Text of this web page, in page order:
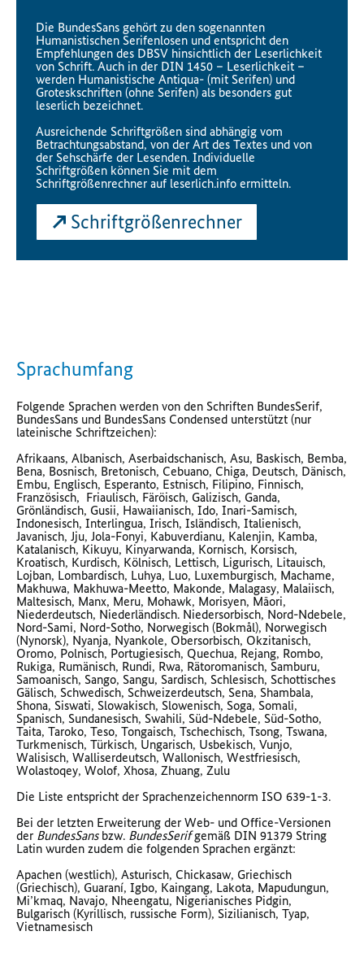
Die BundesSans gehört zu den sogenannten
Humanistischen Serifenlosen und entspricht den
Empfehlungen des DBSV hinsichtlich der Leserlichkeit
von Schrift. Auch in der DIN 1450 – Leserlichkeit –
werden Humanistische Antiqua- (mit Serifen) und
Groteskschriften (ohne Serifen) als besonders gut
leserlich bezeichnet.
Ausreichende Schriftgrößen sind abhängig vom
Betrachtungsabstand, von der Art des Textes und von
der Sehschärfe der Lesenden. Individuelle
Schriftgrößen können Sie mit dem
Schriftgrößenrechner auf leserlich.info ermitteln.
Schriftgrößenrechner
Sprachumfang
Folgende Sprachen werden von den Schriften BundesSerif,
BundesSans und BundesSans Condensed unterstützt (nur
lateinische Schriftzeichen):
Afrikaans, Albanisch, Aserbaidschanisch, Asu, Baskisch, Bemba,
Bena, Bosnisch, Bretonisch, Cebuano, Chiga, Deutsch, Dänisch,
Embu, Englisch, Esperanto, Estnisch, Filipino, Finnisch,
Französisch, Friaulisch, Färöisch, Galizisch, Ganda,
Grönländisch, Gusii, Hawaiianisch, Ido, Inari-Samisch,
Indonesisch, Interlingua, Irisch, Isländisch, Italienisch,
Javanisch, Jju, Jola-Fonyi, Kabuverdianu, Kalenjin, Kamba,
Katalanisch, Kikuyu, Kinyarwanda, Kornisch, Korsisch,
Kroatisch, Kurdisch, Kölnisch, Lettisch, Ligurisch, Litauisch,
Lojban, Lombardisch, Luhya, Luo, Luxemburgisch, Machame,
Makhuwa, Makhuwa-Meetto, Makonde, Malagasy, Malaiisch,
Maltesisch, Manx, Meru, Mohawk, Morisyen, Māori,
Niederdeutsch, Niederländisch. Niedersorbisch, Nord-Ndebele,
Nord-Sami, Nord-Sotho, Norwegisch (Bokmål), Norwegisch
(Nynorsk), Nyanja, Nyankole, Obersorbisch, Okzitanisch,
Oromo, Polnisch, Portugiesisch, Quechua, Rejang, Rombo,
Rukiga, Rumänisch, Rundi, Rwa, Rätoromanisch, Samburu,
Samoanisch, Sango, Sangu, Sardisch, Schlesisch, Schottisches
Gälisch, Schwedisch, Schweizerdeutsch, Sena, Shambala,
Shona, Siswati, Slowakisch, Slowenisch, Soga, Somali,
Spanisch, Sundanesisch, Swahili, Süd-Ndebele, Süd-Sotho,
Taita, Taroko, Teso, Tongaisch, Tschechisch, Tsong, Tswana,
Turkmenisch, Türkisch, Ungarisch, Usbekisch, Vunjo,
Walisisch, Walliserdeutsch, Wallonisch, Westfriesisch,
Wolastoqey, Wolof, Xhosa, Zhuang, Zulu
Die Liste entspricht der Sprachenzeichennorm ISO 639-1-3.
Bei der letzten Erweiterung der Web- und Office-Versionen
der BundesSansbzw. BundesSerifgemäß DIN 91379 String
Latin wurden zudem die folgenden Sprachen ergänzt:
Apachen (westlich), Asturisch, Chickasaw, Griechisch
(Griechisch), Guaraní, Igbo, Kaingang, Lakota, Mapudungun,
Mi’kmaq, Navajo, Nheengatu, Nigerianisches Pidgin,
Bulgarisch (Kyrillisch, russische Form), Sizilianisch, Tyap,
Vietnamesisch